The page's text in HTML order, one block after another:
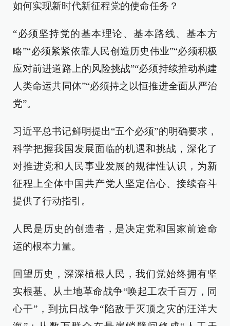
如何实现新时代新征程党的使命任务？
“必须坚持党的基本理论、基本路线、基本方
略”“必须紧紧依靠人民创造历史伟业”“必须积极
应对前进道路上的风险挑战”“必须持续推动构建
人类命运共同体”“必须持之以恒推进全面从严治
党”。
习近平总书记鲜明提出“五个必须”的明确要求，
科学把握我国发展面临的机遇和挑战，深化了
对推进党和人民事业发展的规律性认识，为新
征程上全体中国共产党人坚定信心、接续奋斗
提供了行动指引。
人民是历史的创造者，是决定党和国家前途命
运的根本力量。
回望历史，深深植根人民，我们党始终拥有坚
实根基。从土地革命战争“唤起工农千百万，同
心干”，到抗日战争“陷敌于灭顶之灾的汪洋大